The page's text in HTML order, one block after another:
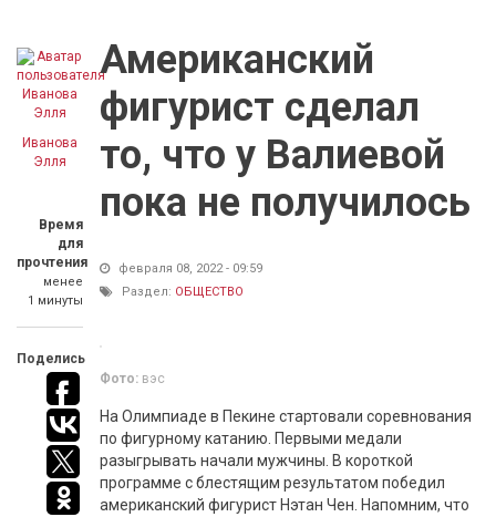
Иванова
Элля
Время
для
прочтения
менее
1 минуты
Поделись
Американский
фигурист сделал
то, что у Валиевой
пока не получилось
февраля 08, 2022 - 09:59
Раздел: ОБЩЕСТВО
Фото: вэс
На Олимпиаде в Пекине стартовали соревнования
по фигурному катанию. Первыми медали
разыгрывать начали мужчины. В короткой
программе с блестящим результатом победил
американский фигурист Нэтан Чен. Напомним, что